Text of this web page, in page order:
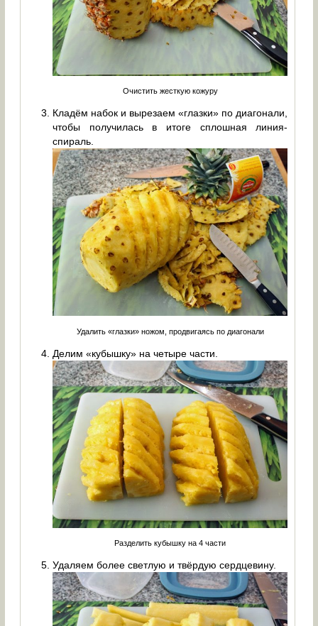
Очистить жесткую кожуру
Кладём набок и вырезаем «глазки» по диагонали,
чтобы получилась в итоге сплошная линия-
спираль.
Удалить «глазки» ножом, продвигаясь по диагонали
Делим «кубышку» на четыре части.
Разделить кубышку на 4 части
Удаляем более светлую и твёрдую сердцевину.